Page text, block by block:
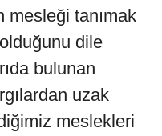
mesleği tanımak
dile
bulunan
uzak
meslekleri